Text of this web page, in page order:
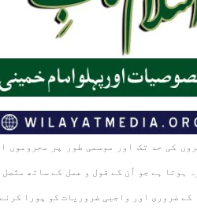
کی حد تک اور موسمی طور پر محروموں
ہوتا ہے جو اُن کے قول و عمل کے ساتھ
ضروری اور واجبی ضروریات کو پورا